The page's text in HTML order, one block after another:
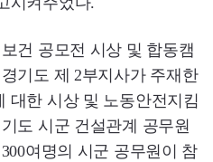
건 공모전 시상 및 합동캠
기도 제 2부지사가 주재한
대한 시상 및 노동안전지킴
도 시군 건설관계 공무원
여명의 시군 공무원이 참